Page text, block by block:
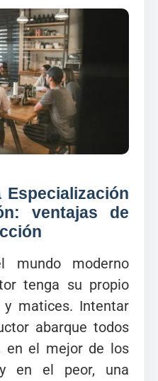
Especialización
ventajas de
mundo moderno
tenga su propio
y matices. Intentar
abarque todos
en el mejor de los
en el peor, una